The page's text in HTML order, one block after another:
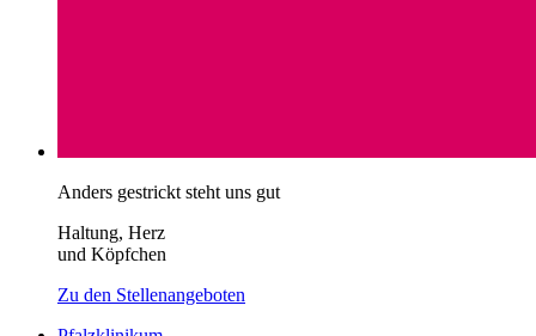
Anders gestrickt steht uns gut
Haltung, Herz
und Köpfchen
Zu den Stellenangeboten